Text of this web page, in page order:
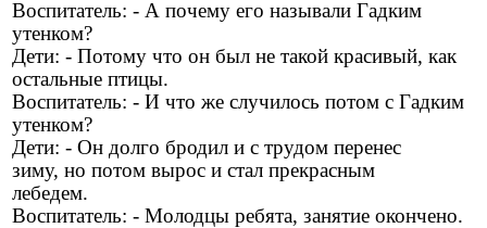
Воспитатель: - А почему его называли Гадким
утенком?
Дети: - Потому что он был не такой красивый, как
остальные птицы.
Воспитатель: - И что же случилось потом с Гадким
утенком?
Дети: - Он долго бродил и с трудом перенес
зиму, но потом вырос и стал прекрасным
лебедем.
Воспитатель: - Молодцы ребята, занятие окончено.